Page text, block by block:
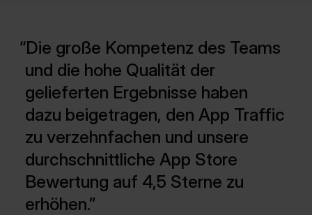
Die große Kompetenz des Teams
und die hohe Qualität der
gelieferten Ergebnisse haben
dazu beigetragen, den App Traffic
zu verzehnfachen und unsere
durchschnittliche App Store
Bewertung auf 4,5 Sterne zu
erhöhen.